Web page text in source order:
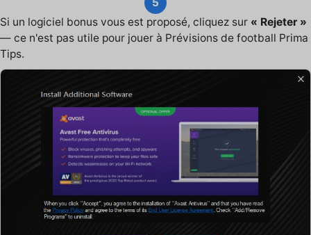
Si un logiciel bonus vous est proposé, cliquez sur « Rejeter »
— ce n'est pas utile pour jouer à Prévisions de football Prima
Tips.